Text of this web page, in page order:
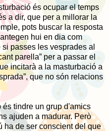
és ocupar el temps
a dir, que per a millorar la
pots buscar la resposta
hui en dia com
passes les vesprades al
parella” per a passar el
incitarà a la masturbació a
que no són relacions
és tindre un grup d'amics
ajuden a madurar. Però
ha de ser conscient del que